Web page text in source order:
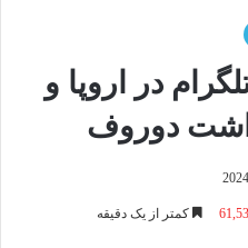
در اروپا و
دوروف
کمتر از یک دقیقه